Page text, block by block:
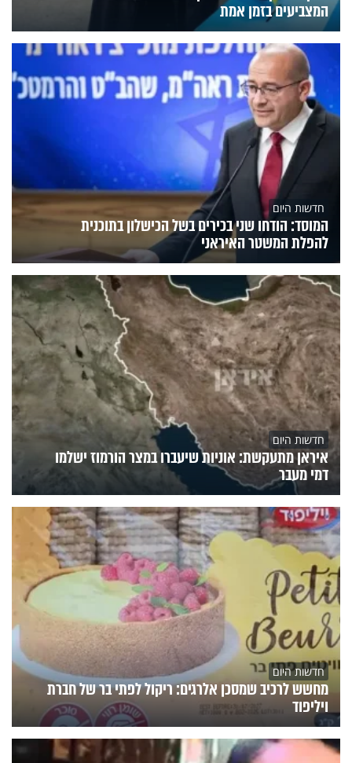
המצביעים בזמן אמת
חדשות היום
המוסד: הודחו שני בכירים בשל הכישלון בתוכנית
להפלת המשטר האיראני
חדשות היום
איראן מתעקשת: אוניות שיעברו במצר הורמוז ישלמו
דמי מעבר
חדשות היום
מחשש לרכיב שמסכן אלרגים: ריקול לפתי בר של חברת
ויליפוד